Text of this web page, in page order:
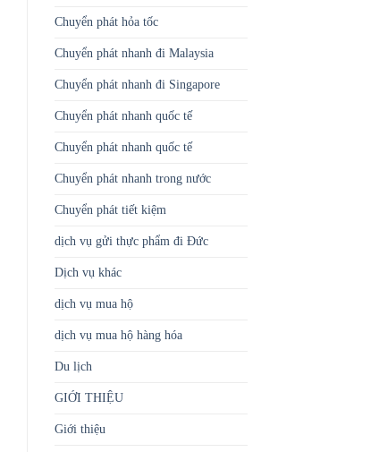
Chuyển phát hỏa tốc
Chuyển phát nhanh đi Malaysia
Chuyển phát nhanh đi Singapore
Chuyển phát nhanh quốc tế
Chuyển phát nhanh quốc tế
Chuyển phát nhanh trong nước
Chuyển phát tiết kiệm
dịch vụ gửi thực phẩm đi Đức
Dịch vụ khác
dịch vụ mua hộ
dịch vụ mua hộ hàng hóa
Du lịch
GIỚI THIỆU
Giới thiệu